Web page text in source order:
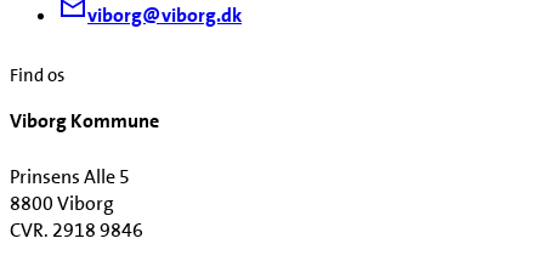
viborg@viborg.dk
Find os
Viborg Kommune
Prinsens Alle 5
8800 Viborg
CVR. 2918 9846